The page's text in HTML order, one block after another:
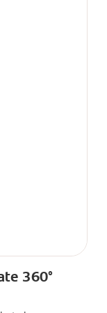
360°